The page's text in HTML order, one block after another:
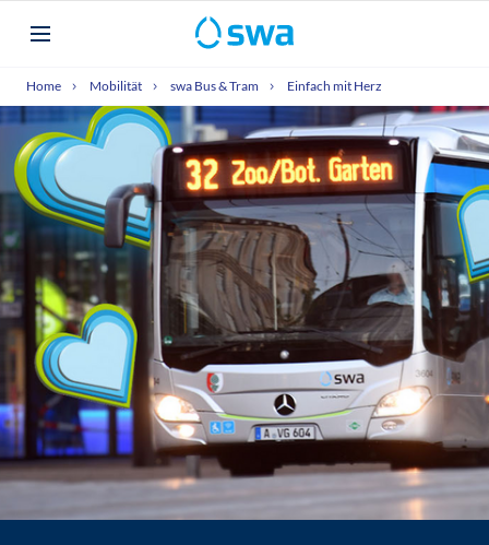
Home Mobilität swa Bus & Tram Einfach mit Herz